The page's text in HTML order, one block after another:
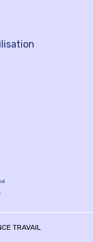
TRAVAIL